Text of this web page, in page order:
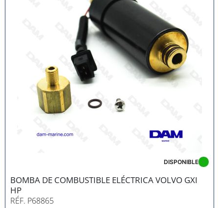
BOMBA DE COMBUSTIBLE ELÉCTRICA VOLVO GXI
HP
RÉF. P68865
DISPONIBLE